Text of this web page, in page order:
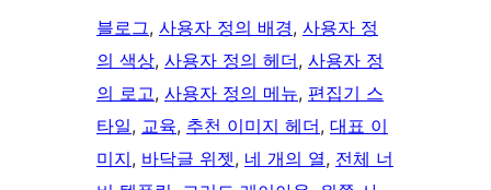
블로그, 사용자 정의 배경, 사용자 정
의 색상, 사용자 정의 헤더, 사용자 정
의 로고, 사용자 정의 메뉴, 편집기 스
타일, 교육, 추천 이미지 헤더, 대표 이
미지, 바닥글 위젯, 네 개의 열, 전체 너